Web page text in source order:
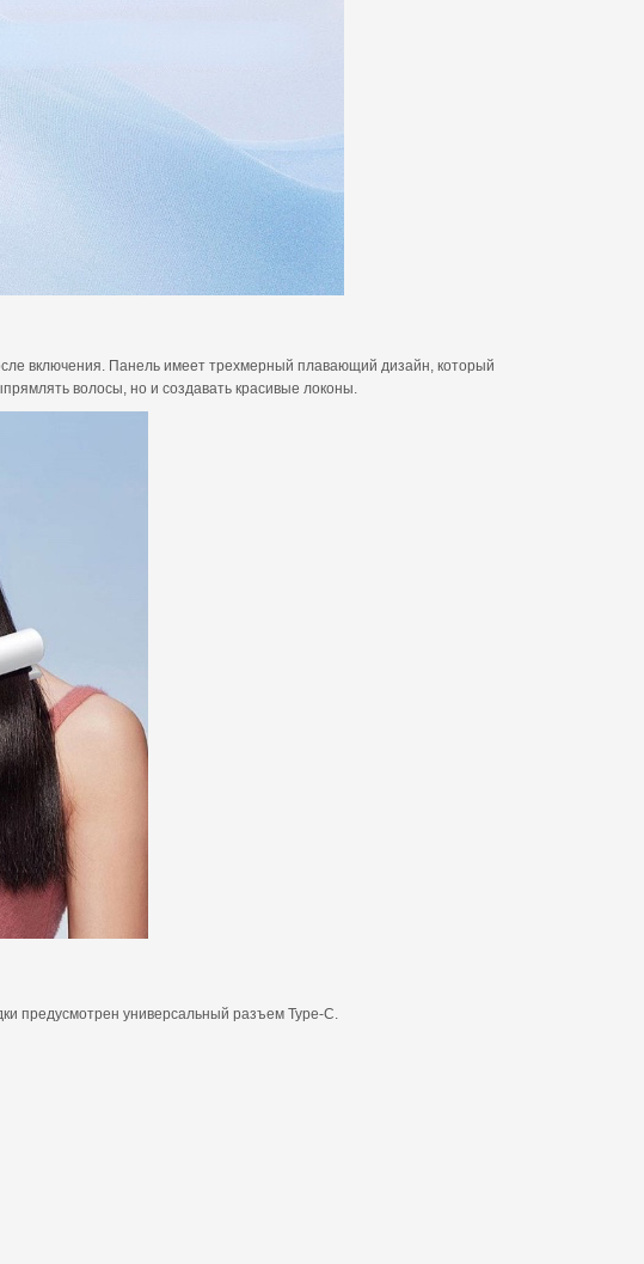
включения. Панель имеет трехмерный плавающий дизайн, который
волосы, но и создавать красивые локоны.
предусмотрен универсальный разъем Type-C.